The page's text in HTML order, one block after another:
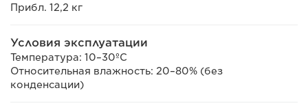
Прибл. 12,2 кг
Условия эксплуатации
Температура: 10–30ºC
Относительная влажность: 20–80% (без
конденсации)